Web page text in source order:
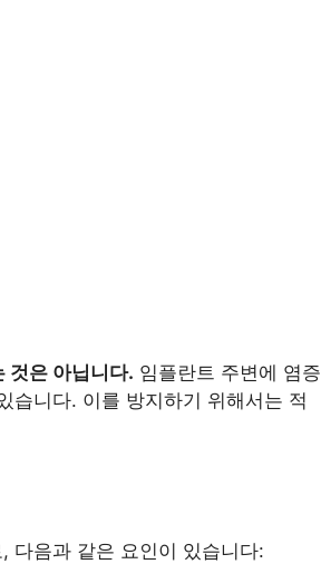
것은 아닙니다. 임플란트 주변에 염증
습니다. 이를 방지하기 위해서는 적
다음과 같은 요인이 있습니다: